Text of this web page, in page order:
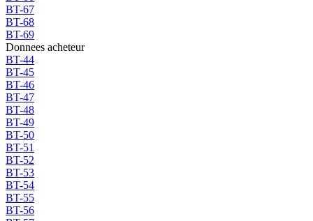
BT-67
BT-68
BT-69
Donnees acheteur
BT-44
BT-45
BT-46
BT-47
BT-48
BT-49
BT-50
BT-51
BT-52
BT-53
BT-54
BT-55
BT-56